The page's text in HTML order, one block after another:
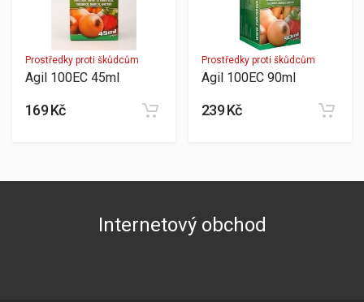
Prostředky proti škůdcům
Agil 100EC 45ml
169 Kč
Prostředky proti škůdcům
Agil 100EC 90ml
239 Kč
Internetový obchod